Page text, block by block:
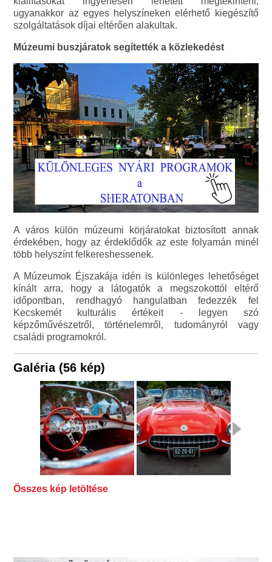
ugyanakkor az egyes helyszíneken elérhető kiegészítő
szolgáltatások díjai eltérően alakultak.
Múzeumi buszjáratok segítették a közlekedést
A város külön múzeumi körjáratokat biztosított annak
érdekében, hogy az érdeklődők az este folyamán minél
több helyszínt felkereshessenek.
A Múzeumok Éjszakája idén is különleges lehetőséget
kínált arra, hogy a látogatók a megszokottól eltérő
időpontban, rendhagyó hangulatban fedezzék fel
Kecskemét kulturális értékeit - legyen szó
képzőművészetről, történelemről, tudományról vagy
családi programokról.
Galéria (56 kép)
Összes kép letöltése